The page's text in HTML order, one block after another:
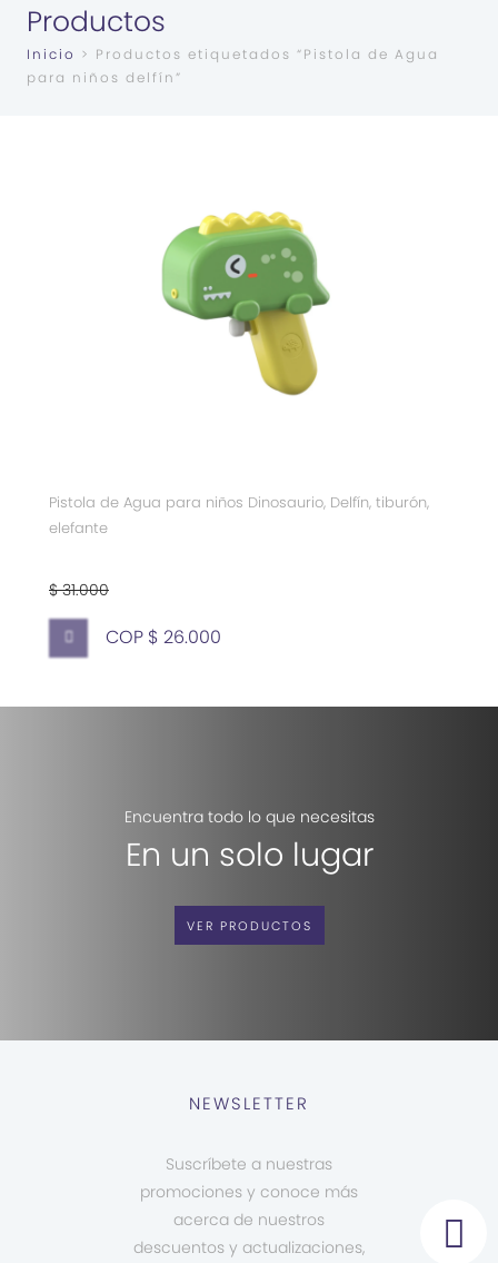
Productos
Inicio > Productos etiquetados “Pistola de Agua
para niños delfín”
Pistola de Agua para niños Dinosaurio, Delfín, tiburón,
elefante
$ 31.000
COP $ 26.000
Encuentra todo lo que necesitas
En un solo lugar
VER PRODUCTOS
NEWSLETTER
Suscríbete a nuestras
promociones y conoce más
acerca de nuestros
descuentos y actualizaciones,